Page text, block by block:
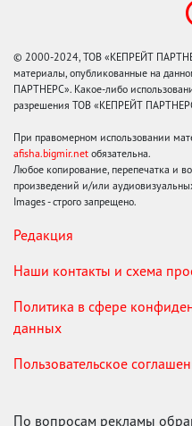
© 2000-2024, ТОВ «КЕПРЕЙТ
материалы, опубликованные на
ПАРТНЕРС». Какое-либо
разрешения ТОВ «КЕПРЕЙТ
При правомерном использовании
afisha.bigmir.net обязательна.
Любое копирование, перепечатка и
произведений и/или
Images - строго запрещено.
Редакция
Наши контакты и схема
Политика в сфере
данных
Пользовательское
По вопросам рекламы